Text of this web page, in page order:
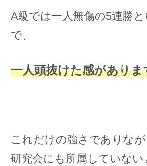
A級では一人無傷の5連勝と
で、
一人頭抜けた感がありま
これだけの強さでありな
研究会にも所属していない